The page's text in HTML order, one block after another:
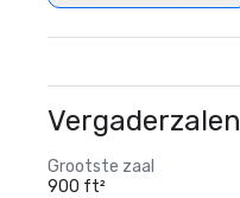
Vergaderzalen
Grootste zaal
900 ft²